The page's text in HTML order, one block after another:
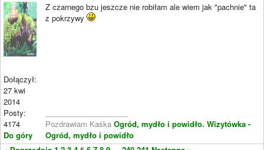
Dołączył:
27 kwi
2014
Posty:
4174
Do góry
Z czarnego bzu jeszcze nie robiłam ale wiem jak "pachnie" ta
z pokrzywy
Pozdrawiam Kaśka Ogród, mydło i powidło. Wizytówka -
Ogród, mydło i powidło